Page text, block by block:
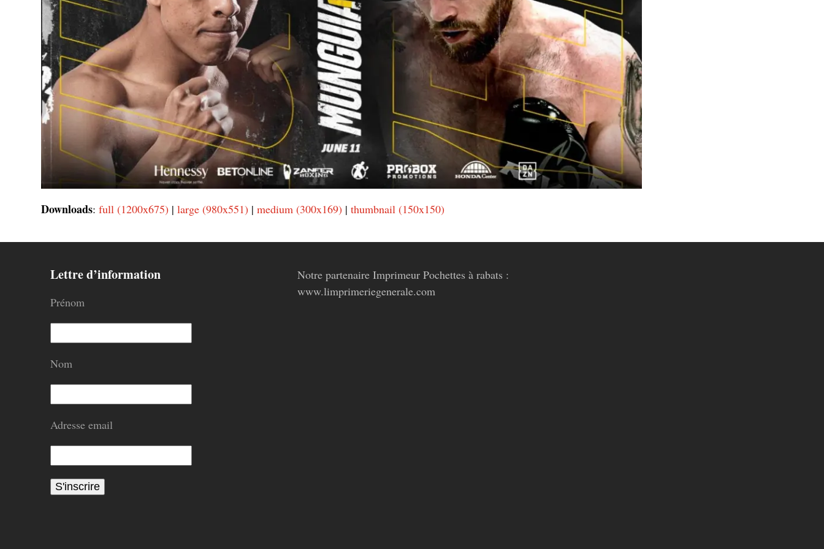
Downloads:full (1200x675) |large (980x551) |medium (300x169) |thumbnail (150x150)
Lettre d’information
Prénom
Nom
Adresse email
Notre partenaire Imprimeur Pochettes à rabats :
www.limprimeriegenerale.com